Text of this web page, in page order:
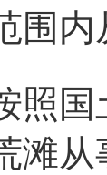
围
国土
滩从